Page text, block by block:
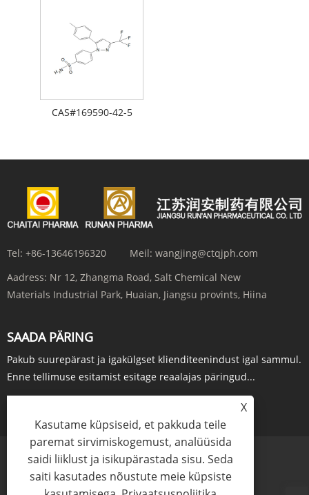
CAS#169590-42-5
Tel: +86-13646196320 Meil: wangjing@ctqjph.com
Aadress: Nr 12, Zhangma Road, Salt Chemical New
Materials Industrial Park, Huaian, Jiangsu provints, Hiina
SAADA PÄRING
Pakub suurepärast ja igakülgset klienditeenindust igal sammul.
Enne tellimuse esitamist esitage reaalajas päringud...
Links Sitemap Privaatsuspoliitika
X
Kasutame küpsiseid, et pakkuda teile
paremat sirvimiskogemust, analüüsida
saidi liiklust ja isikupärastada sisu. Seda
saiti kasutades nõustute meie küpsiste